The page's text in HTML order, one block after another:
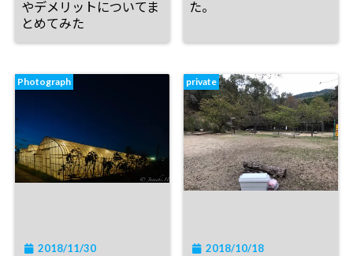
やデメリットについてま
とめてみた
た。
Photograph
2018/11/30
private
2018/10/18